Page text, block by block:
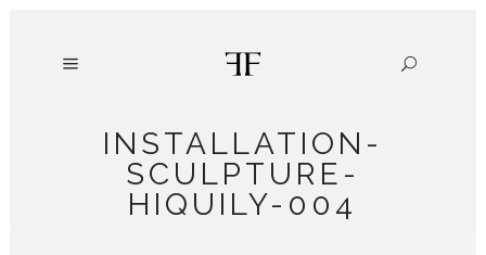
INSTALLATION-
SCULPTURE-
HIQUILY-004